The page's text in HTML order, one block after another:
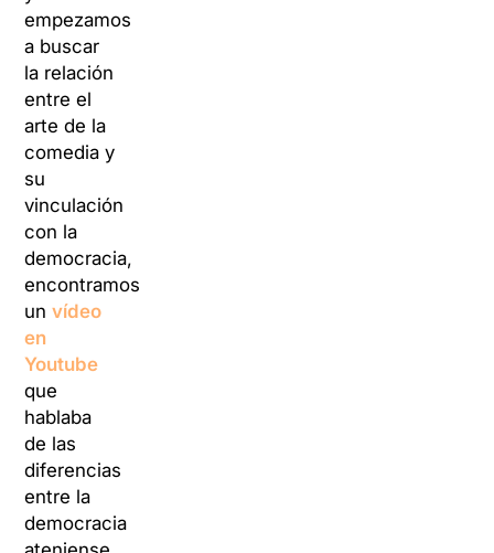
empezamos
a buscar
la relación
entre el
arte de la
comedia y
su
vinculación
con la
democracia,
encontramos
unvídeo
en
Youtube
que
hablaba
de las
diferencias
entre la
democracia